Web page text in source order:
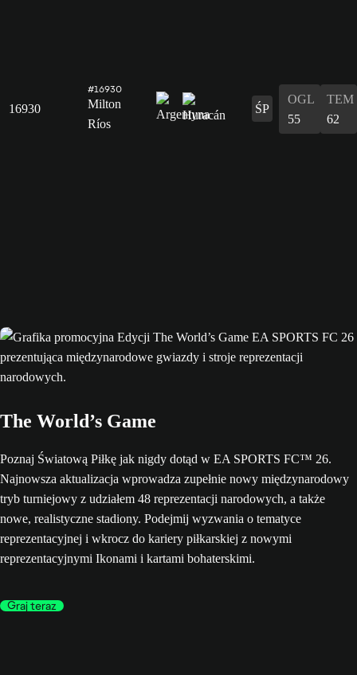
16930
#16930
Milton
Ríos
ŚP
OGL
55
TEM
62
The World’s Game
Poznaj Światową Piłkę jak nigdy dotąd w EA SPORTS FC™ 26.
Najnowsza aktualizacja wprowadza zupełnie nowy międzynarodowy
tryb turniejowy z udziałem 48 reprezentacji narodowych, a także
nowe, realistyczne stadiony. Podejmij wyzwania o tematyce
reprezentacyjnej i wkrocz do kariery piłkarskiej z nowymi
reprezentacyjnymi Ikonami i kartami bohaterskimi.
Graj teraz